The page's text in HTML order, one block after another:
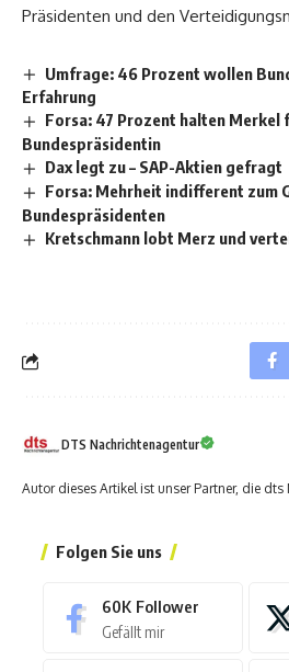
Präsidenten und den
Umfrage: 46 Prozent wollen
Erfahrung
Forsa: 47 Prozent halten Merkel
Bundespräsidentin
Dax legt zu – SAP-Aktien gefragt
Forsa: Mehrheit indifferent zum
Bundespräsidenten
Kretschmann lobt Merz und
DTS Nachrichtenagentur
Autor dieses Artikel ist unser Partner, die dts
Folgen Sie uns
60K Follower
Gefällt mir